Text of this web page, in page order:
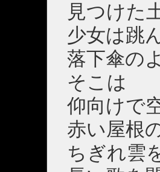
見つけた
少女は跳
落下傘の
そこは
仰向けで
赤い屋根
ちぎれ雲